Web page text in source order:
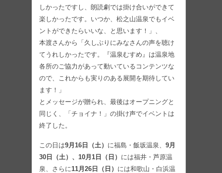
しかったですし、朗読劇では掛け合いができて
楽しかったです。いつか、松之山温泉でもイベ
ントができたらいいな、と思います！」、
本渡さんから「久しぶりにみなさんの声を聴け
てうれしかったです。『温泉むすめ』は温泉地
各所のご協力があって動いているコンテンツな
ので、これからも実りのある展開を期待してい
ます！」
とメッセージが贈られ、最後はオープニングと
同じく、「チョイナ！」の掛け声でイベントは
終了した。
この日は9月16日（土） に福島・飯坂温泉、 9月
30日（土）、10月1日（日） には福井・芦原温
泉、さらに11月26日（日） には和歌山・白浜温